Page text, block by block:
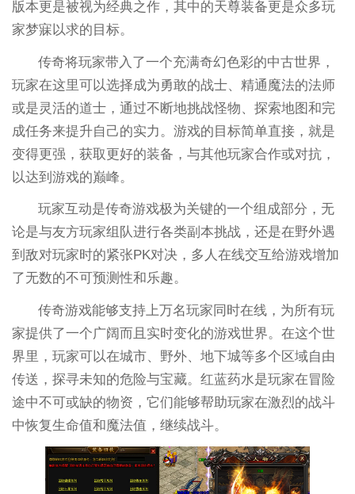
版本更是被视为经典之作，其中的天尊装备更是众多玩
家梦寐以求的目标。
传奇将玩家带入了一个充满奇幻色彩的中古世界，
玩家在这里可以选择成为勇敢的战士、精通魔法的法师
或是灵活的道士，通过不断地挑战怪物、探索地图和完
成任务来提升自己的实力。游戏的目标简单直接，就是
变得更强，获取更好的装备，与其他玩家合作或对抗，
以达到游戏的巅峰。
玩家互动是传奇游戏极为关键的一个组成部分，无
论是与友方玩家组队进行各类副本挑战，还是在野外遇
到敌对玩家时的紧张PK对决，多人在线交互给游戏增加
了无数的不可预测性和乐趣。
传奇游戏能够支持上万名玩家同时在线，为所有玩
家提供了一个广阔而且实时变化的游戏世界。在这个世
界里，玩家可以在城市、野外、地下城等多个区域自由
传送，探寻未知的危险与宝藏。红蓝药水是玩家在冒险
途中不可或缺的物资，它们能够帮助玩家在激烈的战斗
中恢复生命值和魔法值，继续战斗。